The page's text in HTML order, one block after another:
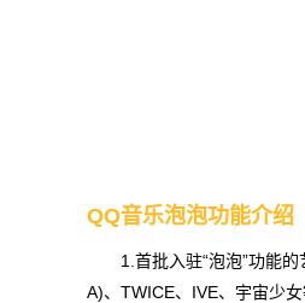
QQ音乐泡泡功能介绍
1.首批入驻“泡泡”功能
A)、TWICE、IVE、宇宙少